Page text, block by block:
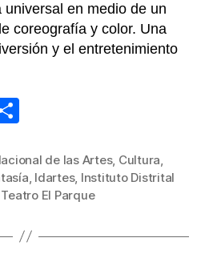
en medio de un
coreografía y color. Una
y el entretenimiento
m
p
tir
de las Artes, Cultura,
, Idartes, Instituto Distrital
Teatro El Parque